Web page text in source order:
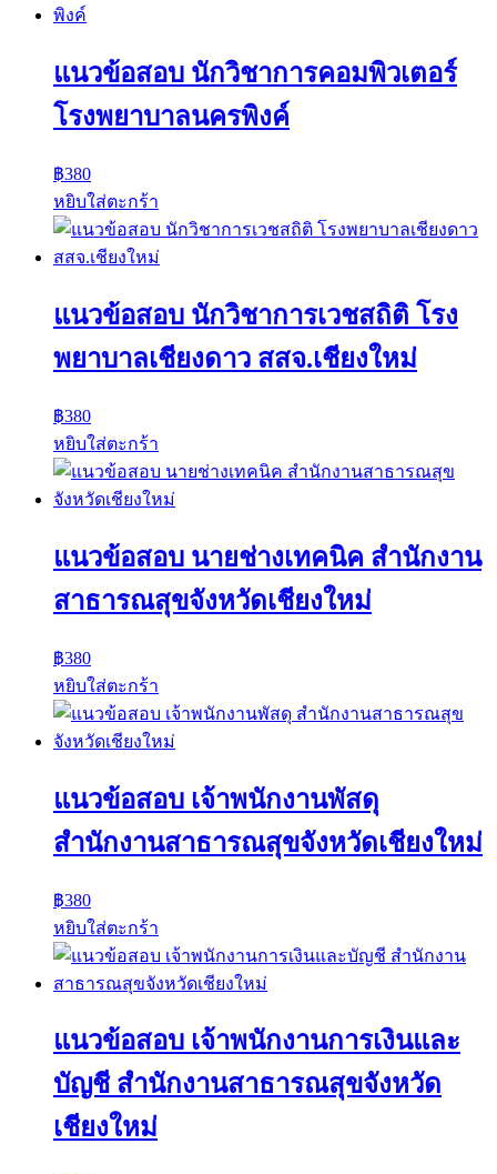
แนวข้อสอบ นักวิชาการคอมพิวเตอร์
โรงพยาบาลนครพิงค์
฿380
หยิบใส่ตะกร้า
แนวข้อสอบ นักวิชาการเวชสถิติ โรง
พยาบาลเชียงดาว สสจ.เชียงใหม่
฿380
หยิบใส่ตะกร้า
แนวข้อสอบ นายช่างเทคนิค สำนักงาน
สาธารณสุขจังหวัดเชียงใหม่
฿380
หยิบใส่ตะกร้า
แนวข้อสอบ เจ้าพนักงานพัสดุ
สำนักงานสาธารณสุขจังหวัดเชียงใหม่
฿380
หยิบใส่ตะกร้า
แนวข้อสอบ เจ้าพนักงานการเงินและ
บัญชี สำนักงานสาธารณสุขจังหวัด
เชียงใหม่